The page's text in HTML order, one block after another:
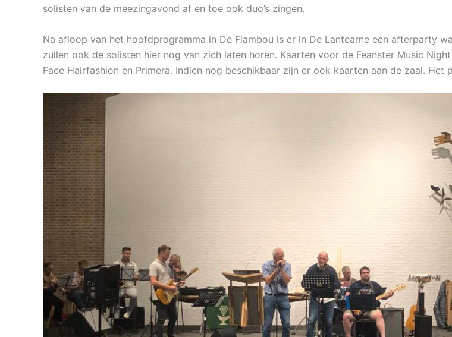
solisten van de meezingavond af en toe ook duo’s zingen.
Na afloop van het hoofdprogramma in De Flambou is er in De Lantearne een afterparty
zullen ook de solisten hier nog van zich laten horen. Kaarten voor de Feanster Music
Face Hairfashion en Primera. Indien nog beschikbaar zijn er ook kaarten aan de zaal. Het